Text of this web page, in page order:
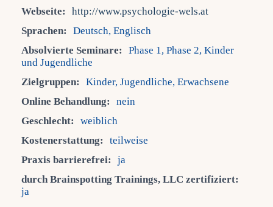
Webseite:
http://www.psychologie-wels.at
Sprachen:
Deutsch, Englisch
Absolvierte Seminare:
Phase 1, Phase 2, Kinder
und Jugendliche
Zielgruppen:
Kinder, Jugendliche, Erwachsene
Online Behandlung:
nein
Geschlecht:
weiblich
Kostenerstattung:
teilweise
Praxis barrierefrei:
ja
durch Brainspotting Trainings, LLC zertifiziert:
ja